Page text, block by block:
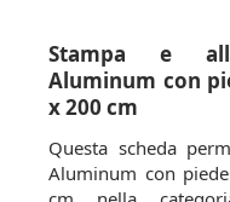
Stampa e
Aluminum con
x 200 cm
Questa scheda
Aluminum con